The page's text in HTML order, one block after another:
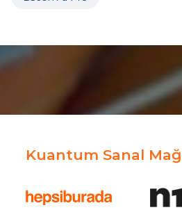
Kuantum Sanal